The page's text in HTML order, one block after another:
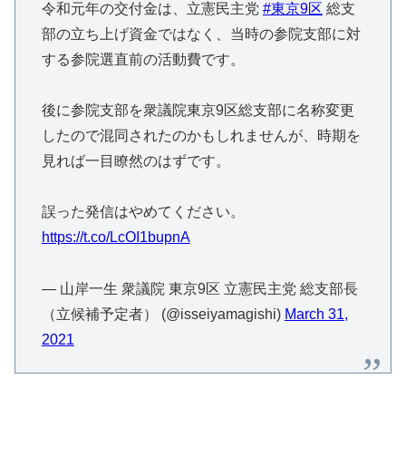
令和元年の交付金は、立憲民主党 #東京9区 総支
部の立ち上げ資金ではなく、当時の参院支部に対
する参院選直前の活動費です。
後に参院支部を衆議院東京9区総支部に名称変更
したので混同されたのかもしれませんが、時期を
見れば一目瞭然のはずです。
誤った発信はやめてください。
https://t.co/LcOI1bupnA
— 山岸一生 衆議院 東京9区 立憲民主党 総支部長
（立候補予定者） (@isseiyamagishi) March 31,
2021